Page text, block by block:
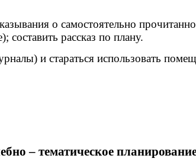
о самостоятельно
рассказ по плану.
и стараться использовать
– тематическое